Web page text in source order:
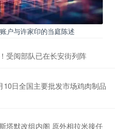
户与许家印的当庭陈述
受阅部队已在长安街列阵
日全国主要批发市场鸡肉制品
塔默改组内阁 原外相拉米接任